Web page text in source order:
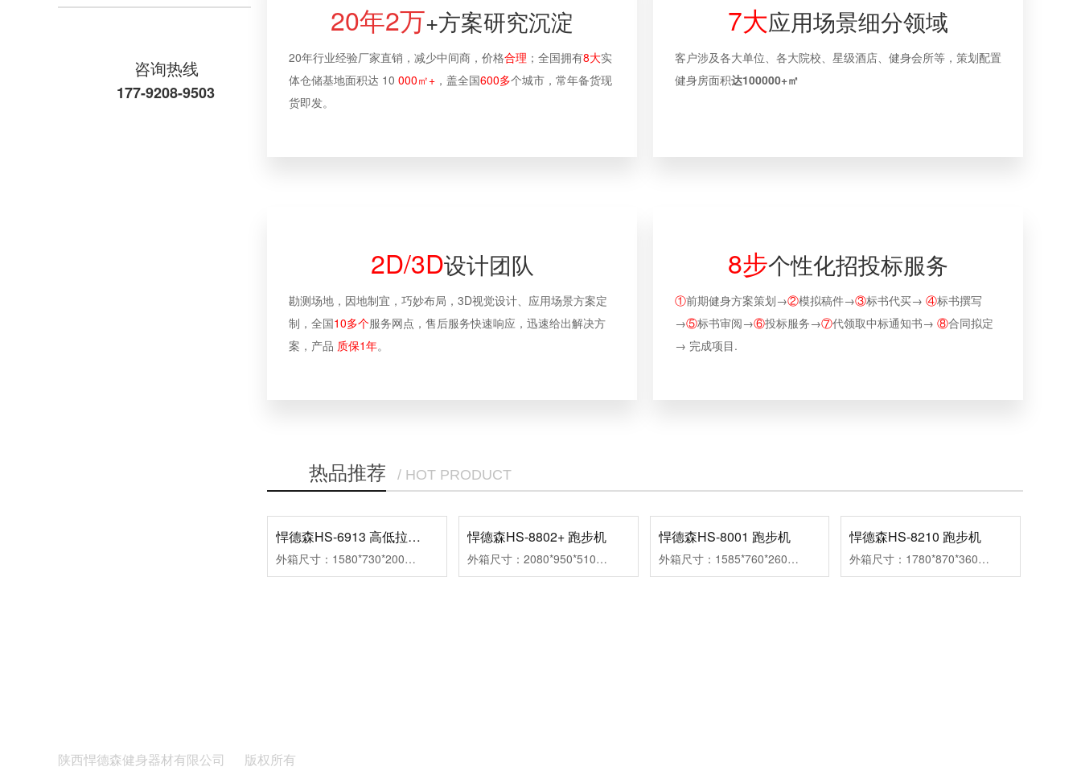
20年2万+方案研究沉淀
20年行业经验厂家直销，减少中间商，价格合理 ；全国拥有8大实
体仓储基地面积达 10 000㎡+ ，盖全国600多个城市，常年备货现
货即发。
7大应用场景细分领域
客户涉及各大单位、各大院校、星级酒店、健身会所等，策划配置
健身房面积达100000+㎡
2D/3D设计团队
勘测场地，因地制宜，巧妙布局，3D视觉设计、应用场景方案定
制，全国10多个服务网点，售后服务快速响应，迅速给出解决方
案，产品 质保1年。
8步个性化招投标服务
①前期健身方案策划→②模拟稿件→③标书代买→ ④标书撰写
→⑤标书审阅→⑥投标服务→⑦代领取中标通知书→ ⑧合同拟定
→ 完成项目.
热品推荐 / HOT PRODUCT
悍德森HS-6913 高低拉训练器
外箱尺寸：1580*730*200mm、1960*460*220mm组装尺寸：1550*1220*2140mm净重/毛重：178kg/193kg
悍德森HS-8802+ 跑步机
外箱尺寸：2080*950*510mm组装尺寸：1950*890*1570mm跑带尺寸：1520*560mm净重/毛重：107/126kg马达功率：4.5HP速度范围：1.0-18km扬升范围：1-12段
悍德森HS-8001 跑步机
外箱尺寸：1585*760*260mm组装尺寸：1495*760*1120mm跑带尺寸：1200*450mm净重/毛重：46/53kg马达功率：2.0HP速度范围：0.8-12km扬升范围：手动三段调节
悍德森HS-8210 跑步机
外箱尺寸：1780*870*360mm组装尺寸：1650*800*1380mm跑带尺寸：1300*460mm净重/毛重：72/82kg马达功率：3.5HP速度范围：0.8-18km扬升范围：1-15段
咨询热线
177-9208-9503
陕西悍德森健身器材有限公司 版权所有